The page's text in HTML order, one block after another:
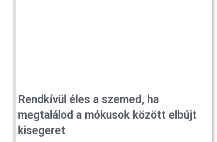
Rendkívül éles a szemed, ha
megtalálod a mókusok között elbújt
kisegeret